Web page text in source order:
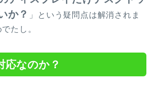
か？
」という疑問点は解消されま
たし。
応なのか？